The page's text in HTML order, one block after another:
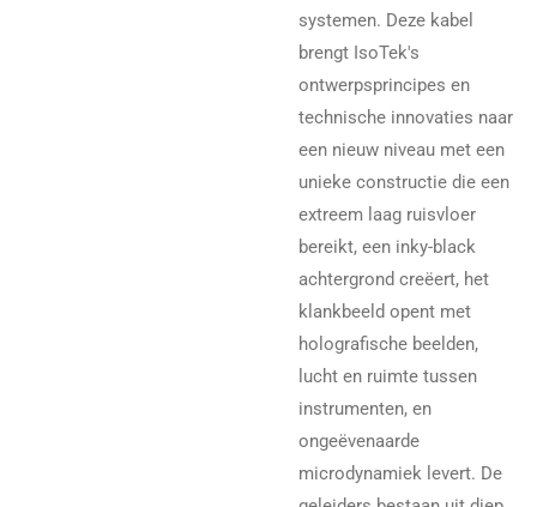
systemen. Deze kabel
brengt IsoTek's
ontwerpsprincipes en
technische innovaties naar
een nieuw niveau met een
unieke constructie die een
extreem laag ruisvloer
bereikt, een inky-black
achtergrond creëert, het
klankbeeld opent met
holografische beelden,
lucht en ruimte tussen
instrumenten, en
ongeëvenaarde
microdynamiek levert. De